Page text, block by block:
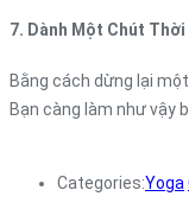
7. Dành Một Chút
Bằng cách dừng lại
Bạn càng làm như vậy
Categories:Yoga